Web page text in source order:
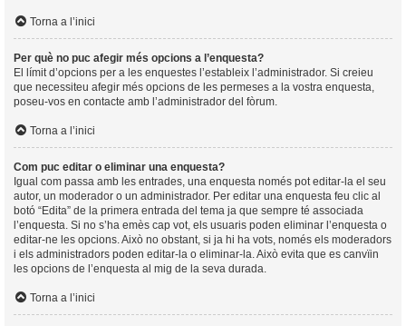
Torna a l’inici
Per què no puc afegir més opcions a l’enquesta?
El límit d’opcions per a les enquestes l’estableix l’administrador. Si creieu
que necessiteu afegir més opcions de les permeses a la vostra enquesta,
poseu-vos en contacte amb l’administrador del fòrum.
Torna a l’inici
Com puc editar o eliminar una enquesta?
Igual com passa amb les entrades, una enquesta només pot editar-la el seu
autor, un moderador o un administrador. Per editar una enquesta feu clic al
botó “Edita” de la primera entrada del tema ja que sempre té associada
l’enquesta. Si no s’ha emès cap vot, els usuaris poden eliminar l’enquesta o
editar-ne les opcions. Això no obstant, si ja hi ha vots, només els moderadors
i els administradors poden editar-la o eliminar-la. Això evita que es canvïin
les opcions de l’enquesta al mig de la seva durada.
Torna a l’inici